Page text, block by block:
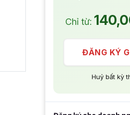
Chỉ từ:
ĐĂNG KÝ
Huỷ bất kỳ